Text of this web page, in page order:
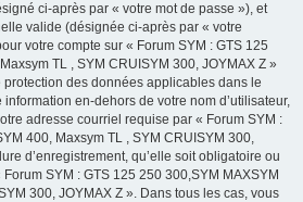
ci-après par « votre mot de passe »), et
valide (désignée ci-après par « votre
votre compte sur « Forum SYM : GTS 125
TL , SYM CRUISYM 300, JOYMAX Z »
des données applicables dans le
en-dehors de votre nom d’utilisateur,
adresse courriel requise par « Forum SYM :
400, Maxsym TL , SYM CRUISYM 300,
d’enregistrement, qu’elle soit obligatoire ou
SYM : GTS 125 250 300,SYM MAXSYM
300, JOYMAX Z ». Dans tous les cas, vous